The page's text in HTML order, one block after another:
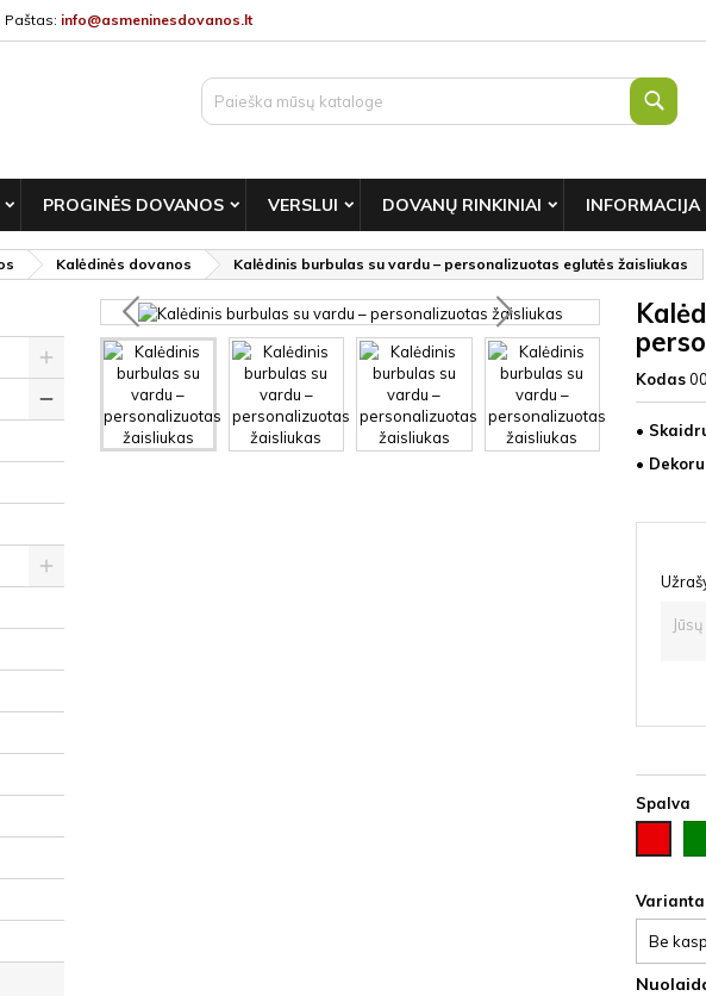
Paštas: info@asmeninesdovanos.lt
PROGINĖS DOVANOS VERSLUI DOVANŲ RINKINIAI INFORMACIJA
Kalėdinės dovanos Kalėdinis burbulas su vardu – personalizuotas eglutės žaisliukas
Kodas
•
•
Spalva